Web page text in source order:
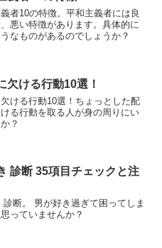
者10の特徴。平和主義者には良
悪い特徴があります。具体的に
なものがあるのでしょうか？
欠ける行動10選！
ける行動10選！ちょっとした配
る行動を取る人が身の周りにい
？
診断 35項目チェックと注
診断。 男が好き過ぎて困ってしま
っていませんか？